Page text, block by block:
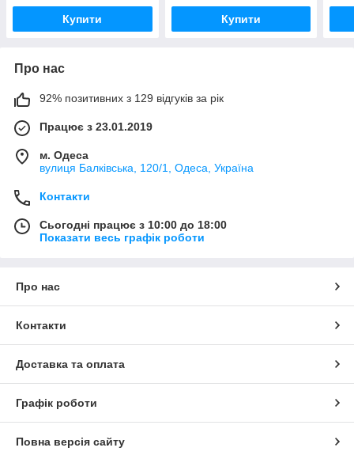
Купити Купити
Про нас
92% позитивних з 129 відгуків за рік
Працює з 23.01.2019
м. Одеса
вулиця Балківська, 120/1, Одеса, Україна
Контакти
Сьогодні працює з 10:00 до 18:00
Показати весь графік роботи
Про нас
Контакти
Доставка та оплата
Графік роботи
Повна версія сайту